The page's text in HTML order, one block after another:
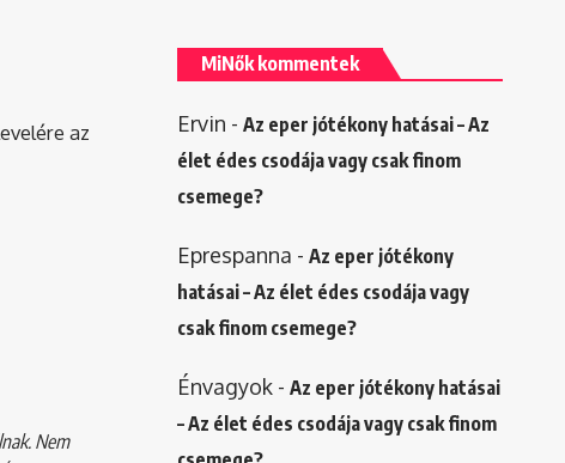
az
Nem
MiNők kommentek
Ervin - Az eper jótékony hatásai – Az
élet édes csodája vagy csak finom
csemege?
Eprespanna - Az eper jótékony
hatásai – Az élet édes csodája vagy
csak finom csemege?
Énvagyok- Az eper jótékony hatásai
– Az élet édes csodája vagy csak finom